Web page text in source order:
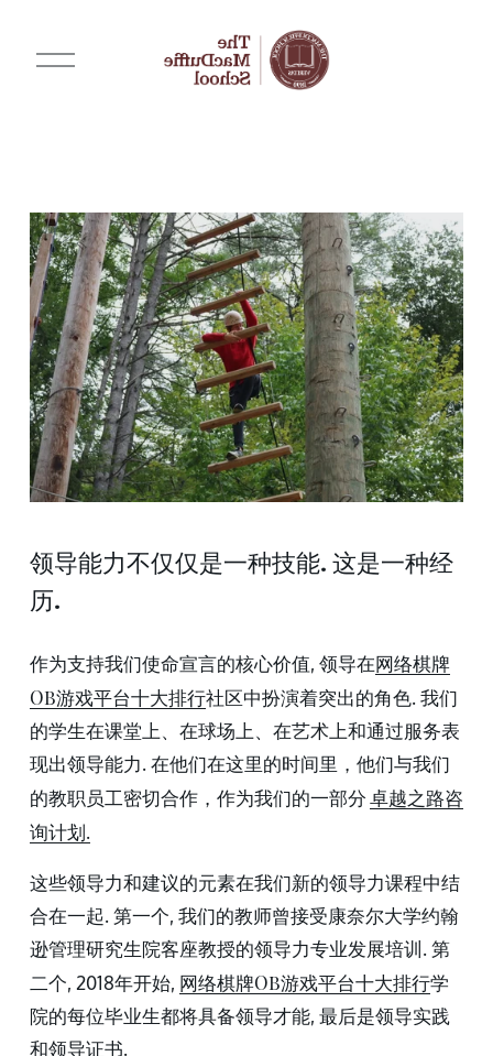
打
领导能力不仅仅是一种技能. 这是一种经
历.
作为支持我们使命宣言的核心价值, 领导在网络棋牌
OB游戏平台十大排行社区中扮演着突出的角色. 我们
的学生在课堂上、在球场上、在艺术上和通过服务表
现出领导能力. 在他们在这里的时间里，他们与我们
的教职员工密切合作，作为我们的一部分 卓越之路咨
询计划.
这些领导力和建议的元素在我们新的领导力课程中结
合在一起. 第一个, 我们的教师曾接受康奈尔大学约翰
逊管理研究生院客座教授的领导力专业发展培训. 第
二个, 2018年开始, 网络棋牌OB游戏平台十大排行学
院的每位毕业生都将具备领导才能, 最后是领导实践